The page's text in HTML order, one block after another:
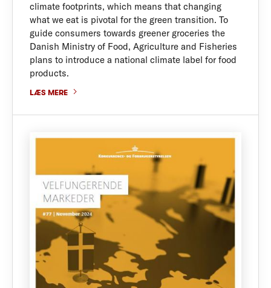
climate footprints, which means that changing
what we eat is pivotal for the green transition. To
guide consumers towards greener groceries the
Danish Ministry of Food, Agriculture and Fisheries
plans to introduce a national climate label for food
products.
LÆS MERE